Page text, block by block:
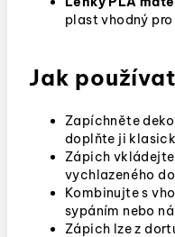
plast vhodný
Jak
Zapíchněte
doplňte ji
Zápich
vychlazeného
Kombinujte s
sypáním nebo
Zápich lze z